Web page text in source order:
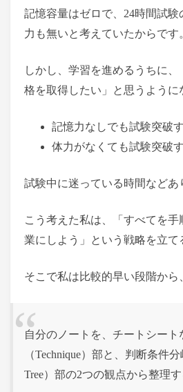
記憶容量はゼロで、24時間試
力も無いと考えていたからです
しかし、学習を進めるうちに、
格を取得したい」と思うように
記憶力なしでも試験突破
体力がなくても試験突破
試験中に迷っている時間などあ
こう考えた私は、「すべてを
業にしよう」という戦略を立て
そこで私は比較的早い段階から
自分のノートを、チートシート
（Technique）部と、判断条件
Tree）部の2つの観点から整理す